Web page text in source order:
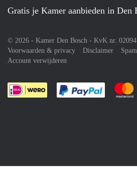
Gratis je Kamer aanbieden in Den
© 2026 - Kamer Den Bosch - KvK nr.
Voorwaarden & privacy
Disclaimer
Account verwijderen
Je rekent